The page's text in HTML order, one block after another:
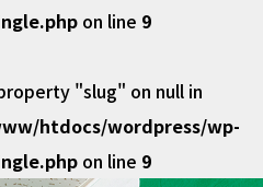
on line 9
"slug" on null in
htdocs/wordpress/wp-
on line 9